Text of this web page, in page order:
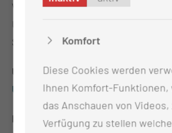
Wichtige Patienteninformation:
Sprechstundentermin mitbringen:
Urogyn:
Urogynanamnesebogen
Dysplasie:
Komfort
Diese Cookies werden
Ihnen Komfort-Funktionen,
das Anschauen von Videos,
Verfügung zu stellen